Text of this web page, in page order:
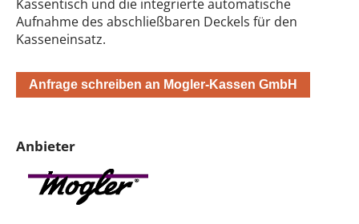
Kassentisch und die integrierte automatische
Aufnahme des abschließbaren Deckels für den
Kasseneinsatz.
Anfrage schreiben an Mogler-Kassen GmbH
Anbieter